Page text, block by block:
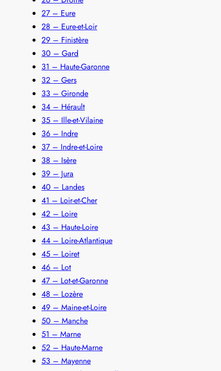
27 – Eure
28 – Eure-et-Loir
29 – Finistère
30 – Gard
31 – Haute-Garonne
32 – Gers
33 – Gironde
34 – Hérault
35 – Ille-et-Vilaine
36 – Indre
37 – Indre-et-Loire
38 – Isère
39 – Jura
40 – Landes
41 – Loir-et-Cher
42 – Loire
43 – Haute-Loire
44 – Loire-Atlantique
45 – Loiret
46 – Lot
47 – Lot-et-Garonne
48 – Lozère
49 – Maine-et-Loire
50 – Manche
51 – Marne
52 – Haute-Marne
53 – Mayenne